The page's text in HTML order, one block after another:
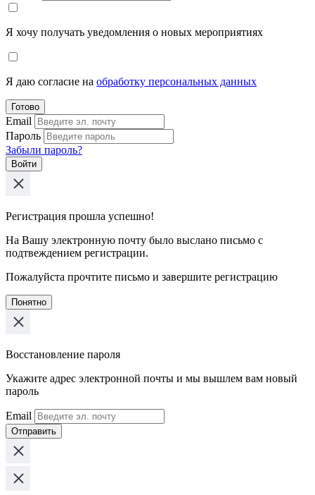
Я хочу получать уведомления о новых мероприятиях
Я даю согласие на обработку персональных данных
Готово
Email
Пароль
Забыли пароль?
Войти
Регистрация прошла успешно!
На Вашу электронную почту было выслано письмо с
подтвеждением регистрации.
Пожалуйста прочтите письмо и завершите регистрацию
Понятно
Восстановление пароля
Укажите адрес электронной почты и мы вышлем вам новый
пароль
Email
Отправить